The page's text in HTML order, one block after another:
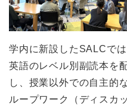
学内に新設したSALCで
英語のレベル別副読本を
し、授業以外での自主的
ループワーク（ディスカ